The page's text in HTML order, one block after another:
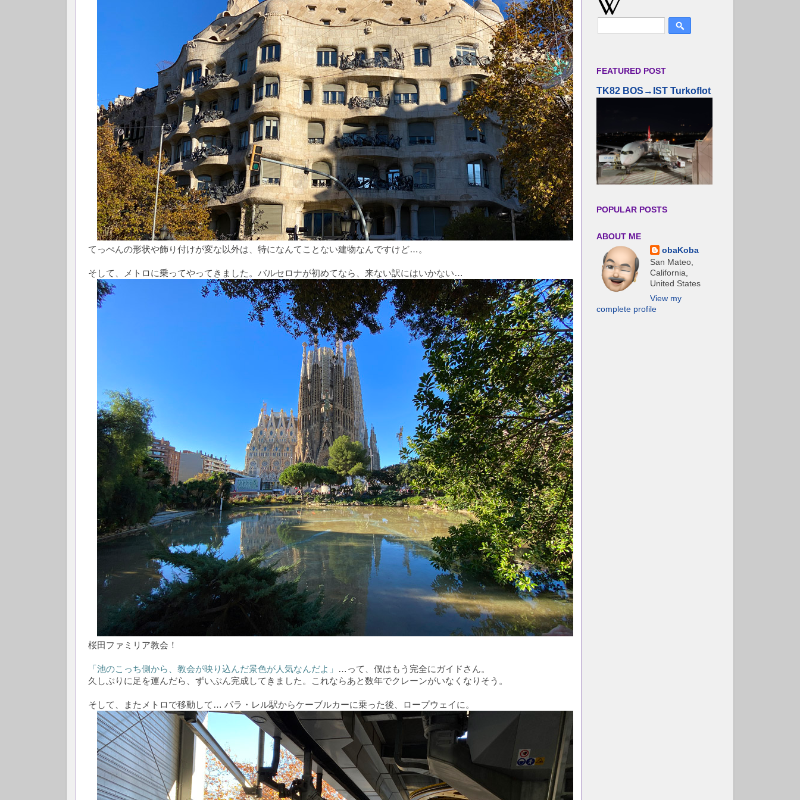
てっぺんの形状や飾り付けが変な以外は、特になんてことない建物なんですけど…。
そして、メトロに乗ってやってきました。バルセロナが初めてなら、来ない訳にはいかない…
桜田ファミリア教会！
「池のこっち側から、教会が映り込んだ景色が人気なんだよ」
…って、僕はもう完全にガイドさん。
久しぶりに足を運んだら、ずいぶん完成してきました。これならあと数年でクレーンがいなくなりそう。
そして、またメトロで移動して… パラ・レル駅からケーブルカーに乗った後、ロープウェイに。
FEATURED POST
TK82 BOS→IST Turkoflot
POPULAR POSTS
ABOUT ME
obaKoba
San Mateo,
California,
United States
View my
complete profile